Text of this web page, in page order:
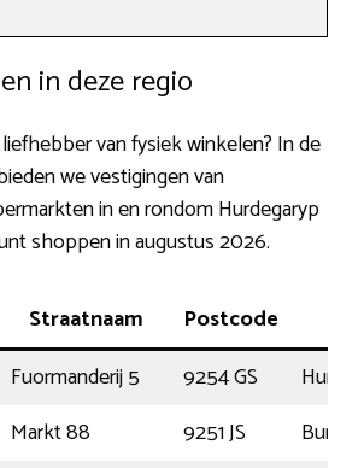
in deze regio
van fysiek winkelen? In de
we vestigingen van
in en rondom Hurdegaryp
shoppen in augustus 2026.
Straatnaam Postcode
Fuormanderij 5 9254 GS
Markt 88 9251 JS